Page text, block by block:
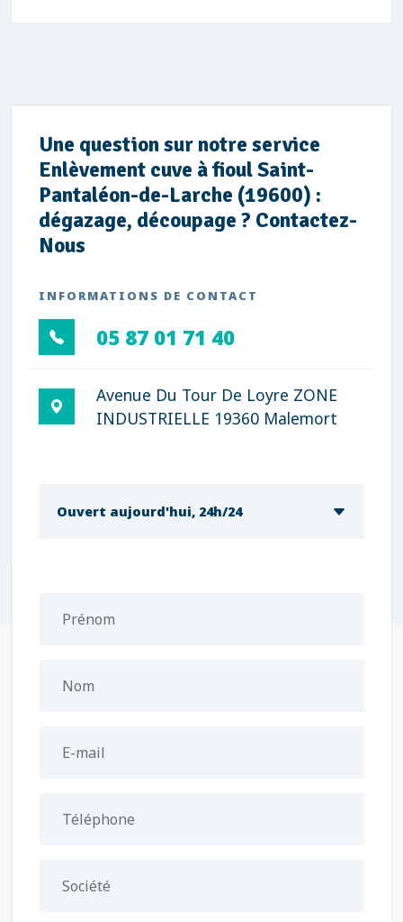
Une question sur notre service
Enlèvement cuve à fioul Saint-
Pantaléon-de-Larche (19600) :
dégazage, découpage ? Contactez-
Nous
INFORMATIONS DE CONTACT
05 87 01 71 40
Avenue Du Tour De Loyre ZONE
INDUSTRIELLE 19360 Malemort
Ouvert aujourd'hui, 24h/24
Prénom
Nom
E-mail
Téléphone
Société